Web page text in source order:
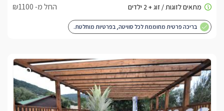
החל מ- ₪1100
בריכה פרטית מחוממת לכל סוויטה, בפרטיות מוחלטת.